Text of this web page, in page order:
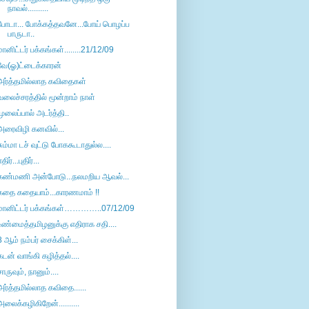
நாவல்..........
போக்கத்தவனே...போய் பொழப்ப
பாருடா..
பக்கங்கள்........21/12/09
கவிதைகள்
மூன்றாம் நாள்
அடர்த்தி..
கனவில்...
டச் வுட்டு போககூடாதுல்ல....
அன்போடு...நலமறிய ஆவல்...
கதையாம்...காரணமாம் !!
பக்கங்கள்…………..07/12/09
எதிராக சதி....
ஆம் நம்பர் சைக்கிள்...
வாங்கி கழித்தல்....
நானும்....
கவிதை......